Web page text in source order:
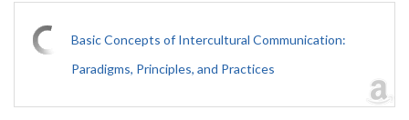
Basic Concepts of Intercultural Communication:
Paradigms, Principles, and Practices